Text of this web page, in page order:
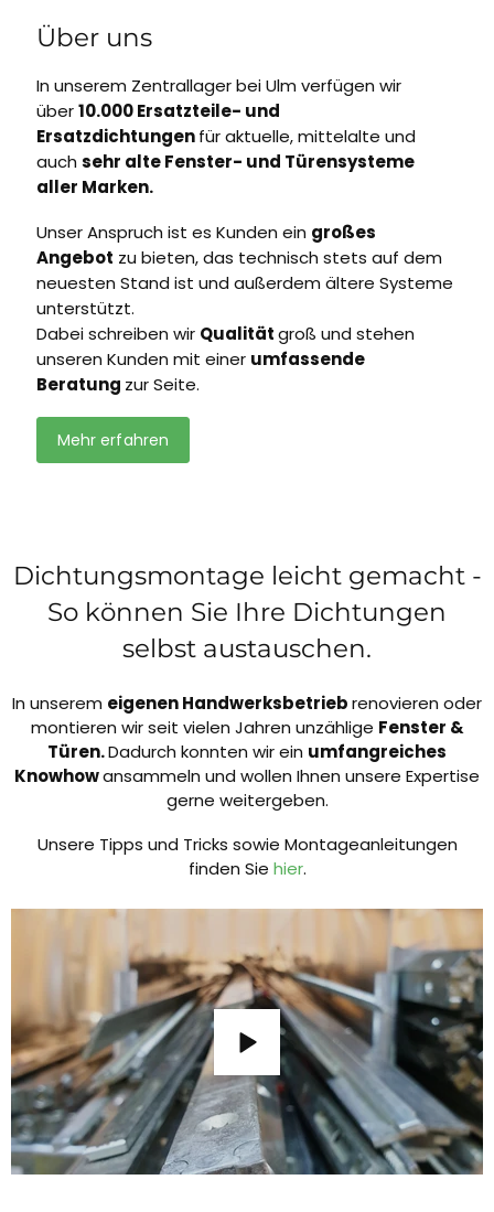
Über uns
In unserem Zentrallager bei Ulm verfügen wir
über10.000 Ersatzteile- und
Ersatzdichtungenfür aktuelle, mittelalte und
auch sehr alte Fenster- und Türensysteme
aller Marken.
Unser Anspruch ist es Kunden ein großes
Angebot zu bieten, das technisch stets auf dem
neuesten Stand ist und außerdem ältere Systeme
unterstützt.
Dabei schreiben wir Qualitätgroß und stehen
unseren Kunden mit einer umfassende
Beratung zur Seite.
Mehr erfahren
Dichtungsmontage leicht gemacht -
So können Sie Ihre Dichtungen
selbst austauschen.
In unserem eigenen Handwerksbetriebrenovieren oder
montieren wir seit vielen Jahren unzählige Fenster &
Türen.Dadurch konnten wir ein umfangreiches
Knowhowansammeln und wollen Ihnen unsere Expertise
gerne weitergeben.
Unsere Tipps und Tricks sowie Montageanleitungen
finden Sie hier.